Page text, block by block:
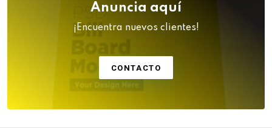
Anuncia aquí
¡Encuentra nuevos clientes!
CONTACTO